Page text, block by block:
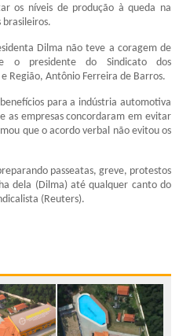
os níveis de produção à queda na
brasileiros.
Dilma não teve a coragem de
o presidente do Sindicato dos
e Região, Antônio Ferreira de Barros.
para a indústria automotiva
as empresas concordaram em evitar
que o acordo verbal não evitou os
passeatas, greve, protestos
dela (Dilma) até qualquer canto do
(Reuters).